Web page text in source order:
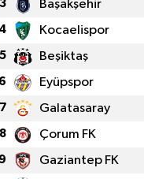
3 Başakşehir
4 Kocaelispor
5 Beşiktaş
6 Eyüpspor
7 Galatasaray
8 Çorum FK
9 Gaziantep FK